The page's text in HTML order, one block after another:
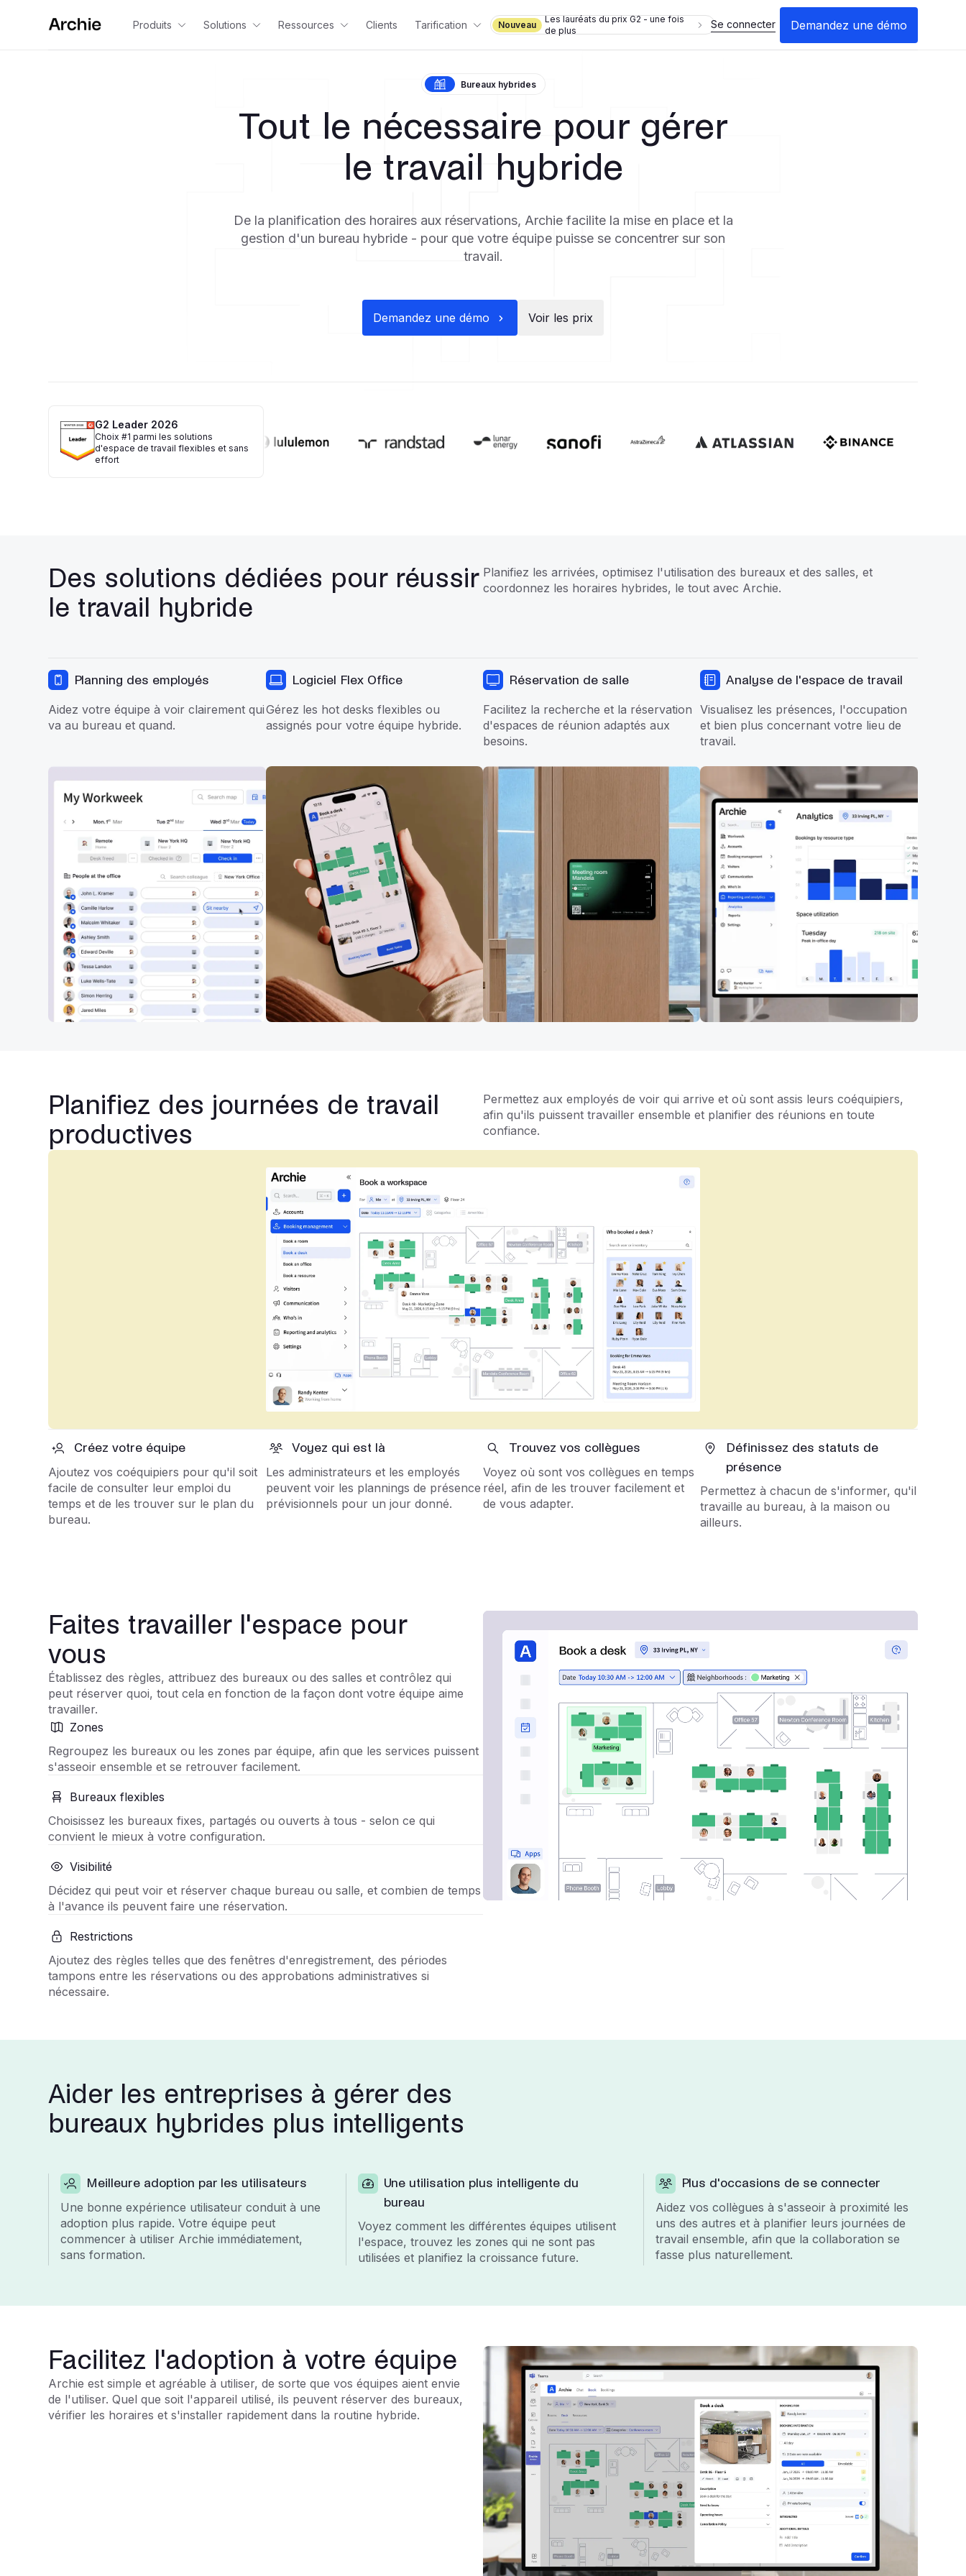
Produits Solutions Ressources Clients Tarification Nouveau
Les lauréats du prix G2 - une fois
de plus
Se connecter Demandez une démo
Bureaux hybrides
Tout le nécessaire pour gérer
le travail hybride
De la planification des horaires aux réservations, Archie facilite la mise en place et la
gestion d'un bureau hybride - pour que votre équipe puisse se concentrer sur son
travail.
Demandez une démo Voir les prix
G2 Leader 2026
Choix #1 parmi les solutions
d'espace de travail flexibles et sans
effort
Des solutions dédiées pour réussir
le travail hybride
Planifiez les arrivées, optimisez l'utilisation des bureaux et des salles, et
coordonnez les horaires hybrides, le tout avec Archie.
Planning des employés
Aidez votre équipe à voir clairement qui
va au bureau et quand.
Logiciel Flex Office
Gérez les hot desks flexibles ou
assignés pour votre équipe hybride.
Réservation de salle
Facilitez la recherche et la réservation
d'espaces de réunion adaptés aux
besoins.
Analyse de l'espace de travail
Visualisez les présences, l'occupation
et bien plus concernant votre lieu de
travail.
Planifiez des journées de travail
productives
Permettez aux employés de voir qui arrive et où sont assis leurs coéquipiers,
afin qu'ils puissent travailler ensemble et planifier des réunions en toute
confiance.
Créez votre équipe
Ajoutez vos coéquipiers pour qu'il soit
facile de consulter leur emploi du
temps et de les trouver sur le plan du
bureau.
Voyez qui est là
Les administrateurs et les employés
peuvent voir les plannings de présence
prévisionnels pour un jour donné.
Trouvez vos collègues
Voyez où sont vos collègues en temps
réel, afin de les trouver facilement et
de vous adapter.
Définissez des statuts de
présence
Permettez à chacun de s'informer, qu'il
travaille au bureau, à la maison ou
ailleurs.
Faites travailler l'espace pour
vous
Établissez des règles, attribuez des bureaux ou des salles et contrôlez qui
peut réserver quoi, tout cela en fonction de la façon dont votre équipe aime
travailler.
Zones
Regroupez les bureaux ou les zones par équipe, afin que les services puissent
s'asseoir ensemble et se retrouver facilement.
Bureaux flexibles
Choisissez les bureaux fixes, partagés ou ouverts à tous - selon ce qui
convient le mieux à votre configuration.
Visibilité
Décidez qui peut voir et réserver chaque bureau ou salle, et combien de temps
à l'avance ils peuvent faire une réservation.
Restrictions
Ajoutez des règles telles que des fenêtres d'enregistrement, des périodes
tampons entre les réservations ou des approbations administratives si
nécessaire.
Aider les entreprises à gérer des
bureaux hybrides plus intelligents
Meilleure adoption par les utilisateurs
Une bonne expérience utilisateur conduit à une
adoption plus rapide. Votre équipe peut
commencer à utiliser Archie immédiatement,
sans formation.
Une utilisation plus intelligente du
bureau
Voyez comment les différentes équipes utilisent
l'espace, trouvez les zones qui ne sont pas
utilisées et planifiez la croissance future.
Plus d'occasions de se connecter
Aidez vos collègues à s'asseoir à proximité les
uns des autres et à planifier leurs journées de
travail ensemble, afin que la collaboration se
fasse plus naturellement.
Facilitez l'adoption à votre équipe
Archie est simple et agréable à utiliser, de sorte que vos équipes aient envie
de l'utiliser. Quel que soit l'appareil utilisé, ils peuvent réserver des bureaux,
vérifier les horaires et s'installer rapidement dans la routine hybride.